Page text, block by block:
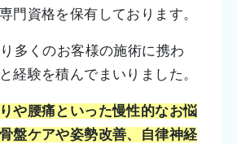
門資格を保有しております。
多くのお客様の施術に携わ
経験を積んでまいりました。
や腰痛といった慢性的なお悩
盤ケアや姿勢改善、自律神経